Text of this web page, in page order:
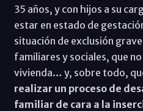
35 años, y con hijos a su
estar en estado de
situación de exclusión
familiares y sociales, que
vivienda… y, sobre todo,
realizar un proceso de
familiar de cara a la